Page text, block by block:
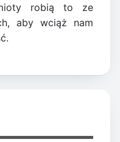
robią to ze
aby wciąż nam